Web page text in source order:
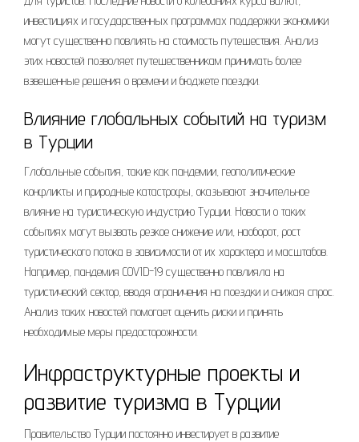
инвестициях и государственных программах поддержки экономики
могут существенно повлиять на стоимость путешествия. Анализ
этих новостей позволяет путешественникам принимать более
взвешенные решения о времени и бюджете поездки.
Влияние глобальных событий на туризм
в Турции
Глобальные события, такие как пандемии, геополитические
конфликты и природные катастрофы, оказывают значительное
влияние на туристическую индустрию Турции. Новости о таких
событиях могут вызвать резкое снижение или, наоборот, рост
туристического потока в зависимости от их характера и масштабов.
Например, пандемия COVID-19 существенно повлияла на
туристический сектор, вводя ограничения на поездки и снижая спрос.
Анализ таких новостей помогает оценить риски и принять
необходимые меры предосторожности.
Инфраструктурные проекты и
развитие туризма в Турции
Правительство Турции постоянно инвестирует в развитие